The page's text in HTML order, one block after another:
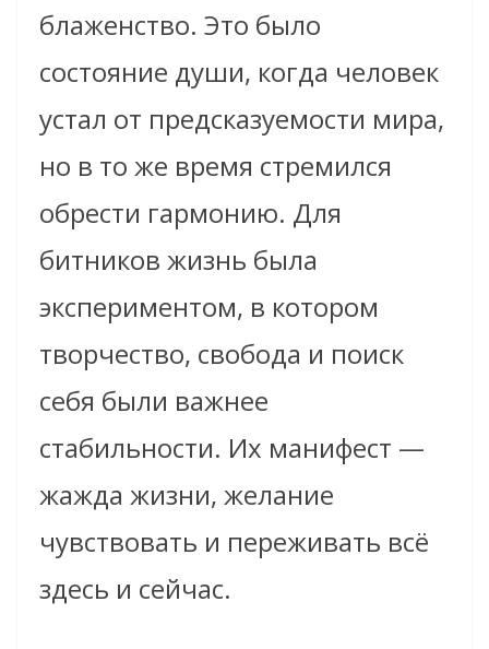
блаженство. Это было
состояние души, когда человек
устал от предсказуемости мира,
но в то же время стремился
обрести гармонию. Для
битников жизнь была
экспериментом, в котором
творчество, свобода и поиск
себя были важнее
стабильности. Их манифест —
жажда жизни, желание
чувствовать и переживать всё
здесь и сейчас.